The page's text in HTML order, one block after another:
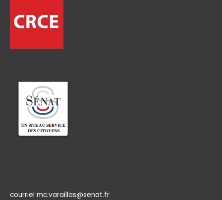
courriel mc.varaillas@senat.fr